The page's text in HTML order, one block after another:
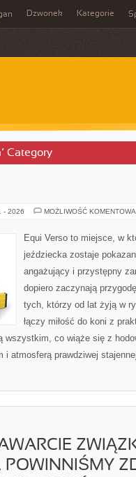
Dzwonek Kategorie
Category
- 2026 MOŻLIWOŚĆ
Equi Verso to miejsce, w
jeździecka zostaje
angażujący i przystępny
dopiero zaczynają
tych, którzy od lat żyją w
łączy miłość do koni z
wszystkim, co wiąże się z
i atmosferą prawdziwej
POWINNIŚMY